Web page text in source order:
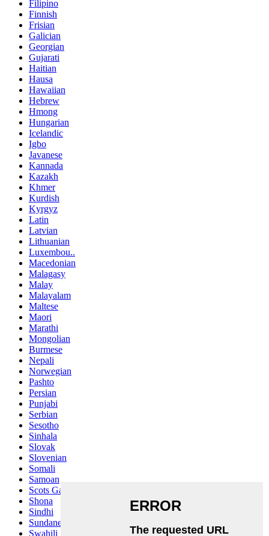
Filipino
Finnish
Frisian
Galician
Georgian
Gujarati
Haitian
Hausa
Hawaiian
Hebrew
Hmong
Hungarian
Icelandic
Igbo
Javanese
Kannada
Kazakh
Khmer
Kurdish
Kyrgyz
Latin
Latvian
Lithuanian
Luxembou..
Macedonian
Malagasy
Malay
Malayalam
Maltese
Maori
Marathi
Mongolian
Burmese
Nepali
Norwegian
Pashto
Persian
Punjabi
Serbian
Sesotho
Sinhala
Slovak
Slovenian
Somali
Samoan
Scots Gaelic
Shona
Sindhi
Sundanese
Swahili